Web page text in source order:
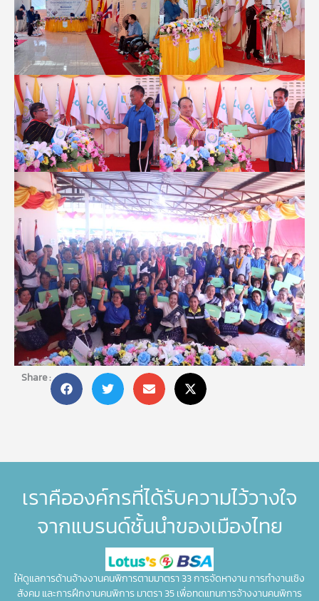
Share :
เราคือองค์กรที่ได้รับความไว้วางใจ
จากแบรนด์ชั้นนำของเมืองไทย
ให้ดูแลการด้านจ้างงานคนพิการตามมาตรา 33 การจัดหางาน การทำงานเชิง
สังคม และการฝึกงานคนพิการ มาตรา 35 เพื่อทดแทนการจ้างงานคนพิการ